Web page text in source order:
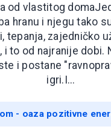
od vlastitog
hranu i njegu tako
tepanja, zajedničko
i to od najranije dobi.
i postane
igri.I...
- oaza pozitivne